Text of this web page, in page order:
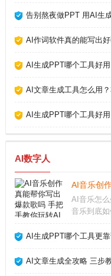
能大幅提
告别熬夜做PPT 用AI生
AI作词软件真的能写出
AI生成PPT哪个工具好
AI文章生成工具怎么用
AI生成PPT哪个工具好
AI数字人
AI音乐创
AI音乐怎
音乐到底
曲的节奏
你只需输
AI生成PPT哪个工具更靠
AI文章生成全攻略 三步